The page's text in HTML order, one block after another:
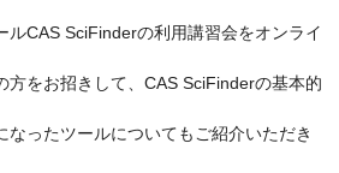
ルCAS SciFinderの利用講習会をオンライ
方をお招きして、CAS SciFinderの基本的
なったツールについてもご紹介いただき